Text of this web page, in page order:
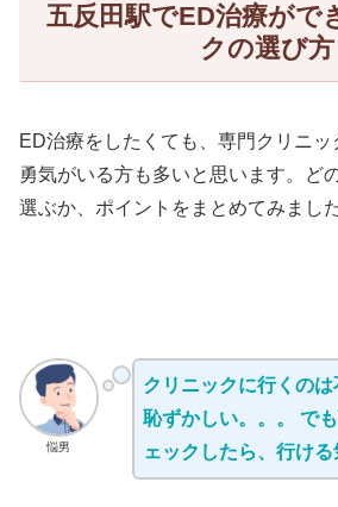
五反田駅でED治療がで
クの選び方
ED治療をしたくても、専門クリニ
勇気がいる方も多いと思います。ど
選ぶか、ポイントをまとめてみました
悩男
クリニックに行くの
恥ずかしい。。。 で
ェックしたら、行け